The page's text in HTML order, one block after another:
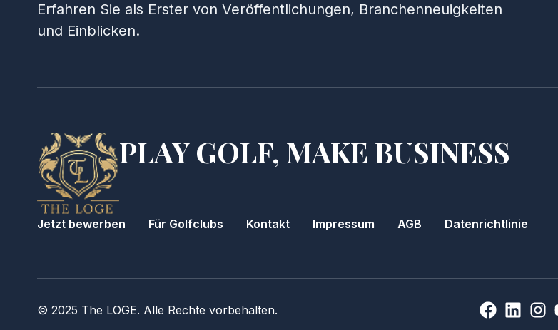
Erfahren Sie als Erster von Veröffentlichungen, Branchenneuigkeiten
und Einblicken.
PLAY GOLF, MAKE BUSINESS
Jetzt bewerben Für Golfclubs Kontakt Impressum AGB Datenrichtlinie
© 2025 The LOGE. Alle Rechte vorbehalten.